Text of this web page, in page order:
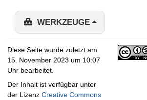
WERKZEUGE
Diese Seite wurde zuletzt am
15. November 2023 um 10:07
Uhr bearbeitet.
Der Inhalt ist verfügbar unter
der Lizenz Creative Commons